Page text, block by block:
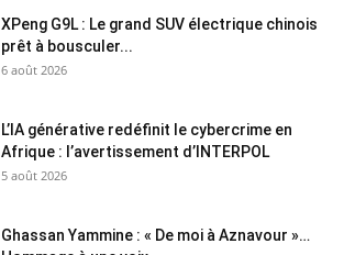
XPeng G9L : Le grand SUV électrique chinois
prêt à bousculer...
6 août 2026
L’IA générative redéfinit le cybercrime en
Afrique : l’avertissement d’INTERPOL
5 août 2026
Ghassan Yammine : « De moi à Aznavour »…